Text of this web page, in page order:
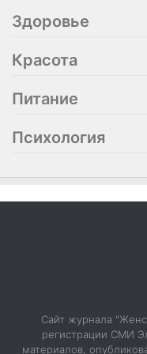
Здоровье
Красота
Питание
Психология
Сайт журнала
регистрации СМИ
материалов,